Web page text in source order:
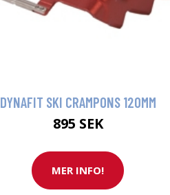
DYNAFIT SKI CRAMPONS 120MM
895 SEK
MER INFO!